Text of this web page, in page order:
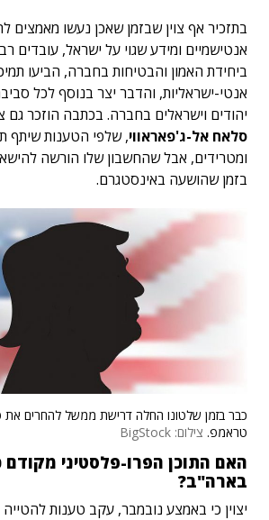
בתזכיר אף צוין שבזמן שאכן נעשו מאמצים
אנטישמיים ומידע שגוי על ישראל, עובדים
ביחידת האמון והבטיחות בחברה, הביעו
אנטי-ישראליות, והדבר יצר בנוסף לכל
יהודים וישראלים בחברה. בכתבה הוזכר
סלאח אל-ג'פאראווי, שלפי הטענות שיתף
ומטרידים, אבל שהחשבון שלו הורשה
בזמן שהושעה באינסטגרם.
כבר בזמן שלטונו החלה דרישת ממשל להחרים את
טראמפ. צילום: BigStock
האם התוכן הפרו-פלסטיני מקודם
בארה"ב?
יצוין כי באמצע נובמבר, עקב טענות